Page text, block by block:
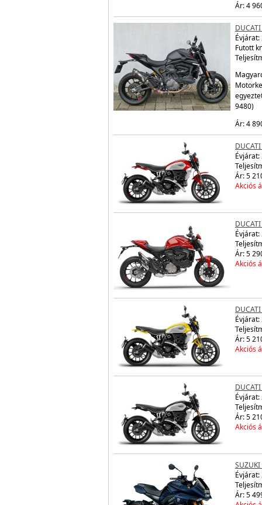
Ár: 4
Évjárat:
Futott
9480)
Ár: 4
Évjárat:
Ár: 5
Akciós
Évjárat:
Ár: 5
Akciós
Évjárat:
Ár: 5
Akciós
Évjárat:
Ár: 5
Akciós
SUZUKI
Évjárat:
Ár: 5